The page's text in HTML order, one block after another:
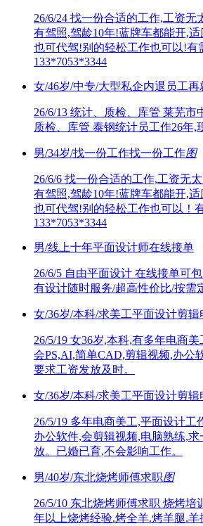
26/6/24 找一份合适的工作,工资无
有驾照,驾龄10年!蓝牌车都能开,
也可代驾!别的轻松工作也可以!有
133*7053*3344
女/46岁/中专/大型私企内退员工再
26/6/13 统计、质检、库管 莱芜市
质检、库管 泰钢统计员工作26年,
男/34岁/找一份工作找一份工作图
26/6/6 找一份合适的工作,工资无
有驾照,驾龄10年!蓝牌车都能开,
也可代驾!别的轻松工作也可以！
133*7053*3344
男/线上十年平面设计师在线接单
26/6/5 自由平面设计 在线接单可
有设计随时服务/超高性价比/按需
女/36岁/本科/求美工平面设计剪
26/5/19 女36岁,本科,有多年电商
会PS,AI,简单CAD,剪辑视频,办公
要求工资发放及时。
女/36岁/本科/求美工平面设计剪
26/5/19 多年电商美工,平面设计工
办公软件,会剪辑视频,电脑熟练,
放。已婚已育,不会影响工作。
男/40岁/东北烧烤师傅求职图
26/5/10 东北烧烤师傅求职 烧烤培
年以上烧烤经验.烤全羊.烤羊腿.